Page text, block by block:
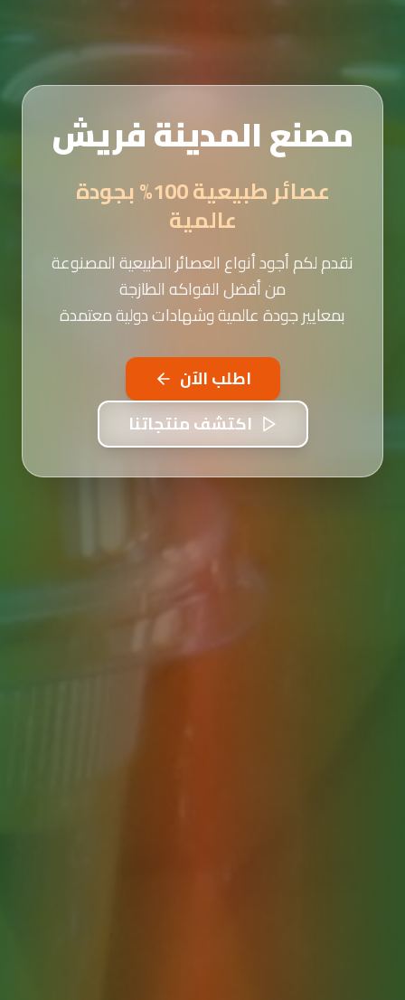
مصنع المدينة فريش
عصائر طبيعية 100% بجودة
عالمية
نقدم لكم أجود أنواع العصائر الطبيعية المصنوعة
من أفضل الفواكه الطازجة
بمعايير جودة عالمية وشهادات دولية معتمدة
اطلب الآن
اكتشف منتجاتنا